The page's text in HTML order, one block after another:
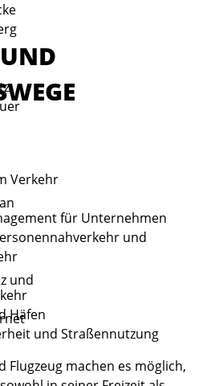
und
Verkehr
für Unternehmen
und
Häfen
und Straßennutzung
Flugzeug machen es möglich,